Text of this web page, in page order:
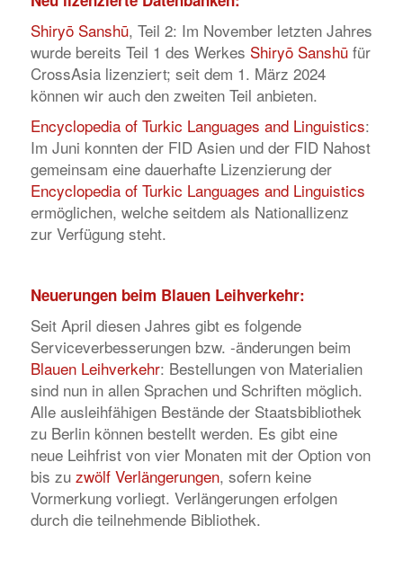
Shiryō Sanshū, Teil 2: Im November letzten Jahres
wurde bereits Teil 1 des Werkes Shiryō Sanshūfür
CrossAsia lizenziert; seit dem 1. März 2024
können wir auch den zweiten Teil anbieten.
Encyclopedia of Turkic Languages and Linguistics:
Im Juni konnten der FID Asien und der FID Nahost
gemeinsam eine dauerhafte Lizenzierung der
Encyclopedia of Turkic Languages and Linguistics
ermöglichen, welche seitdem als Nationallizenz
zur Verfügung steht.
Neuerungen beim Blauen Leihverkehr:
Seit April diesen Jahres gibt es folgende
Serviceverbesserungen bzw. -änderungen beim
Blauen Leihverkehr: Bestellungen von Materialien
sind nun in allen Sprachen und Schriften möglich.
Alle ausleihfähigen Bestände der Staatsbibliothek
zu Berlin können bestellt werden. Es gibt eine
neue Leihfrist von vier Monaten mit der Option von
bis zu zwölf Verlängerungen, sofern keine
Vormerkung vorliegt. Verlängerungen erfolgen
durch die teilnehmende Bibliothek.